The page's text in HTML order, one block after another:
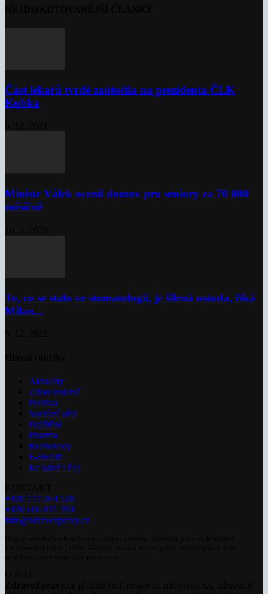
Část lékařů tvrdě zaútočila na prezidenta ČLK
Kubka
Ministr Válek ocenil domov pro seniory za 70 000
měsíčně
To, co se stalo ve stomatologii, je šílená ostuda, říká
Milan...
Aktuality
Zdravotnictví
Politika
Sociální věci
Pojištění
Pharma
Rozhovory
E-Health
Ke kávě i čaji
+420 777 264 528
+420 606 831 394
info@zdravezpravy.cz